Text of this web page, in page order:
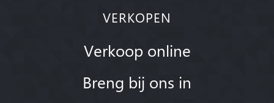
VERKOPEN
Verkoop online
Breng bij ons in